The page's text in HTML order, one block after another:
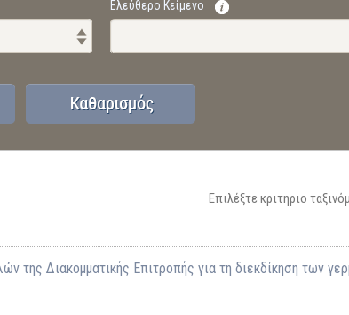
Ελεύθερο Κείμενο
Επιλέξτε κριτηριο
της Διακομματικής Επιτροπής για τη διεκδίκηση των